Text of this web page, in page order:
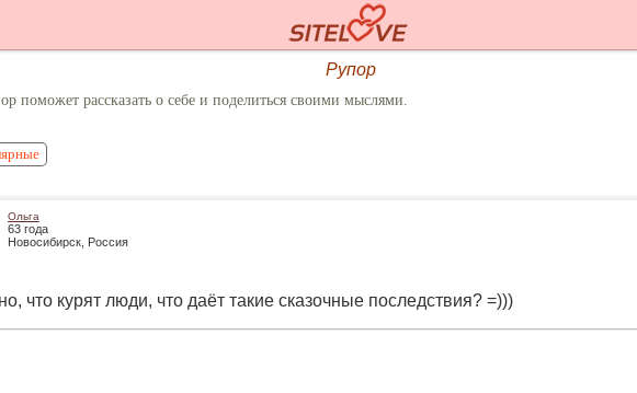
Рупор
поможет рассказать о себе и поделиться своими мыслями.
Ольга
63 года
Новосибирск, Россия
что курят люди, что даёт такие сказочные последствия? =)))